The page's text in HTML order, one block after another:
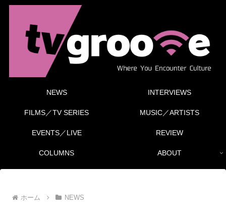
NEWS INTERVIEWS
FILMS／TV SERIES MUSIC／ARTISTS
EVENTS／LIVE REVIEW
COLUMNS ABOUT
ホーム NEWS